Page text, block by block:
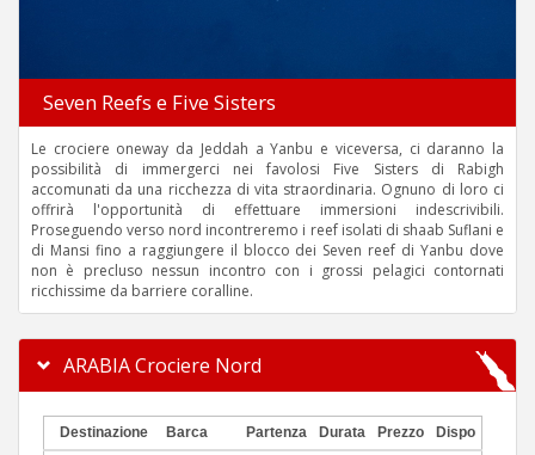
Seven Reefs e Five Sisters
Le crociere oneway da Jeddah a Yanbu e viceversa, ci daranno la
possibilità di immergerci nei favolosi Five Sisters di Rabigh
accomunati da una ricchezza di vita straordinaria. Ognuno di loro ci
offrirà l'opportunità di effettuare immersioni indescrivibili.
Proseguendo verso nord incontreremo i reef isolati di shaab Suflani e
di Mansi fino a raggiungere il blocco dei Seven reef di Yanbu dove
non è precluso nessun incontro con i grossi pelagici contornati
ricchissime da barriere coralline.
ARABIA Crociere Nord
Destinazione Barca Partenza Durata Prezzo Dispo